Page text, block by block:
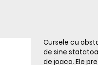
Cursele cu
de sine
de joaca. Ele